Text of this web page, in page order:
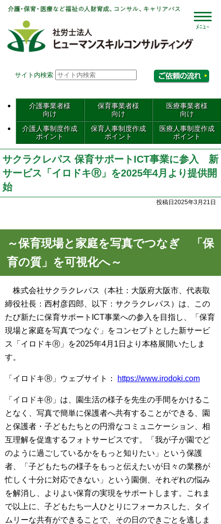
サイト内検索
介護事業者様
向け
保育事業者様
向け
医療事業者様
向け
介護人事制度作成
ポイント
保育人事制度作成
ポイント
医療人事制度作成
ポイント
サクラクレパス 保育サポートICT事業に参入 新
サービス「イロドキⓇ」を2025年4月より提供開
始
投稿日2025年3月21日
～保育現場と家庭を写真でつなぎ 「保
育の質」を可視化へ～
株式会社サクラクレパス（本社：大阪府大阪市、代表取
締役社長：西村彦四郎、以下：サクラクレパス）は、この
たび新たに保育サポートICT事業への参入を目指し、「保育
現場と家庭を写真でつなぐ」をコンセプトとした新サービ
ス「イロドキⓇ」を2025年4月1日より本格展開いたしま
す。
「イロドキⓇ」ウェブサイト： https://www.irodoki.com
「イロドキⓇ」は、園生活の様子を先生の手間をかけるこ
となく、写真で簡単に保護者へ共有することができる、園
と保護者・子どもたちとの円滑なコミュニケーション、相
互理解を促進するフォトサービスです。「我が子が園でど
のように過ごしているかをもっと知りたい」という保護
者、「子どもたちの様子をもっと伝えたいが日々の業務が
忙しく十分に対応できない」という園側、それぞれの悩み
を解消し、よりよい保育の実現をサポートします。これま
で以上に、子どもたち一人ひとりにフォーカスした、タイ
ムリーな共有ができることで、その日のできごとを逃しま